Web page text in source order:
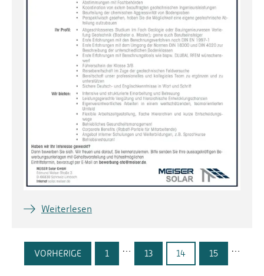
Weiterlesen
VORHERIGE 1 … 13 14 15 …